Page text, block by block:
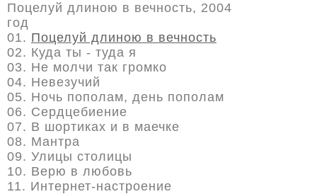
Поцелуй длиною в вечность, 2004
год
01. Поцелуй длиною в вечность
02. Куда ты - туда я
03. Не молчи так громко
04. Невезучий
05. Ночь пополам, день пополам
06. Сердцебиение
07. В шортиках и в маечке
08. Мантра
09. Улицы столицы
10. Верю в любовь
11. Интернет-настроение